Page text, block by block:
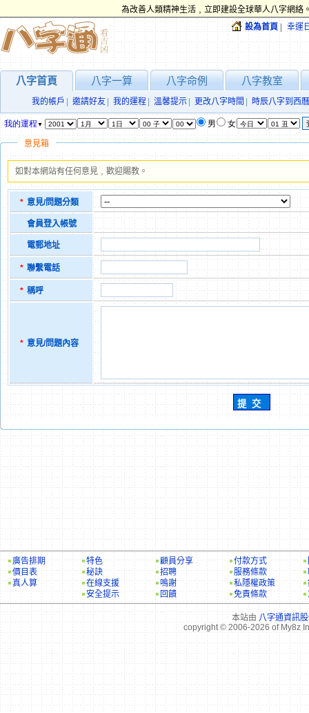
為改善人類精神生活﹐立即建設全球華人八字網絡
設為首頁 | 幸運
八字首頁 八字一算 八字命例 八字教室
我的帳戶 | 邀請好友 | 我的運程 | 溫馨提示 | 更改八字時間 | 時辰八字到西曆
意見箱
如對本網站有任何意見﹐歡迎賜教。
* 意見/問題分類
會員登入帳號
電郵地址
* 聯繫電話
* 稱呼
* 意見/問題內容
廣告排期 特色 顧員分享 付款方式
價目表
秘訣 招聘 服務條款
真人算
在線支援 鳴謝 私隱權政策
安全提示
回饋 免責條款
本站由 八字通資訊
copyright © 2006-2026 of My8z